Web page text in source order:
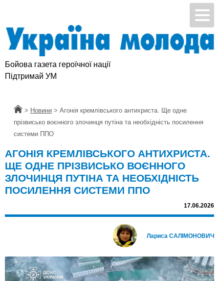
Бойова газета героїчної нації
Підтримай УМ
Головна
> Новини > Агонія кремлівського антихриста. Ще одне
прізвисько воєнного злочинця путіна та необхідність посилення
системи ППО
АГОНІЯ КРЕМЛІВСЬКОГО АНТИХРИСТА.
ЩЕ ОДНЕ ПРІЗВИСЬКО ВОЄННОГО
ЗЛОЧИНЦЯ ПУТІНА ТА НЕОБХІДНІСТЬ
ПОСИЛЕННЯ СИСТЕМИ ППО
17.06.2026
Лариса САЛІМОНОВИЧ